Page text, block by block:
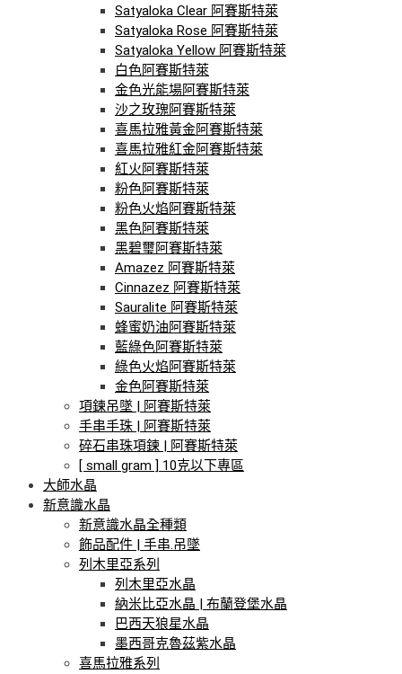
Satyaloka Clear 阿賽斯特萊
Satyaloka Rose 阿賽斯特萊
Satyaloka Yellow 阿賽斯特萊
白色阿賽斯特萊
金色光能場阿賽斯特萊
沙之玫瑰阿賽斯特萊
喜馬拉雅黃金阿賽斯特萊
喜馬拉雅紅金阿賽斯特萊
紅火阿賽斯特萊
粉色阿賽斯特萊
粉色火焰阿賽斯特萊
黑色阿賽斯特萊
黑碧璽阿賽斯特萊
Amazez 阿賽斯特萊
Cinnazez 阿賽斯特萊
Sauralite 阿賽斯特萊
蜂蜜奶油阿賽斯特萊
藍綠色阿賽斯特萊
綠色火焰阿賽斯特萊
金色阿賽斯特萊
項鍊吊墜 | 阿賽斯特萊
手串手珠 | 阿賽斯特萊
碎石串珠項鍊 | 阿賽斯特萊
[ small gram ] 10克以下專區
大師水晶
新意識水晶
新意識水晶全種類
飾品配件 | 手串.吊墜
列木里亞系列
列木里亞水晶
納米比亞水晶 | 布蘭登堡水晶
巴西天狼星水晶
墨西哥克魯茲紫水晶
喜馬拉雅系列